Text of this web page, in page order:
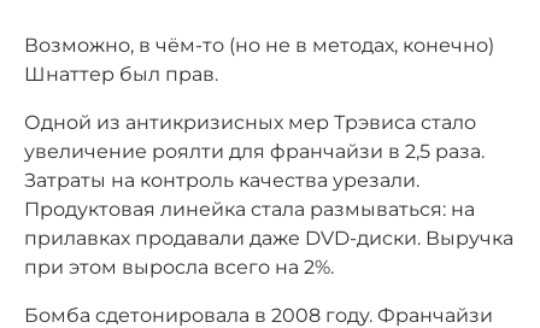
Возможно, в чём-то (но не в методах, конечно)
Шнаттер был прав.
Одной из антикризисных мер Трэвиса стало
увеличение роялти для франчайзи в 2,5 раза.
Затраты на контроль качества урезали.
Продуктовая линейка стала размываться: на
прилавках продавали даже DVD-диски. Выручка
при этом выросла всего на 2%.
Бомба сдетонировала в 2008 году. Франчайзи